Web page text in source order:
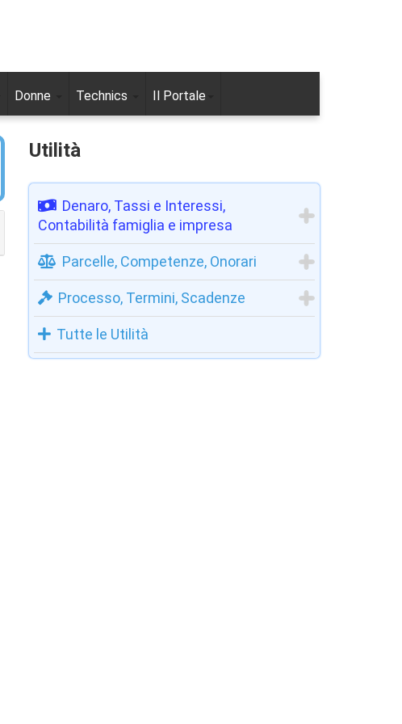
Donne Technics Il Portale
Utilità
Denaro, Tassi e Interessi,
Contabilità famiglia e impresa
Parcelle, Competenze, Onorari
Processo, Termini, Scadenze
Tutte le Utilità